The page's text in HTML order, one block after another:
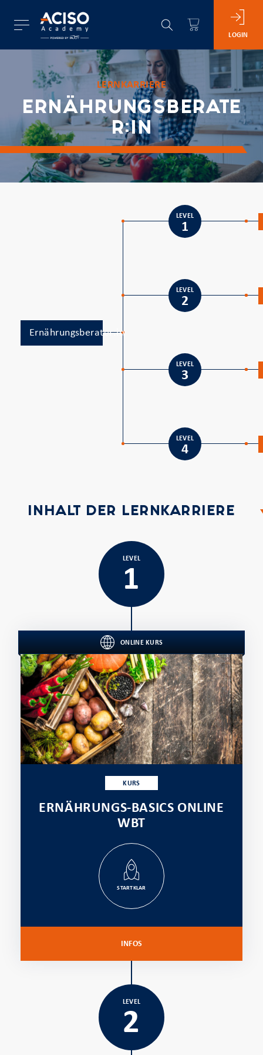
LOGIN
LERNKARRIERE
ERNÄHRUNGSBERATE
R:IN
Ernährungsberater:in
LEVEL
1
LEVEL
2
LEVEL
3
LEVEL
4
INHALT DER LERNKARRIERE
LEVEL
1
ONLINE KURS
KURS
ERNÄHRUNGS-BASICS ONLINE
WBT
STARTKLAR
INFOS
LEVEL
2